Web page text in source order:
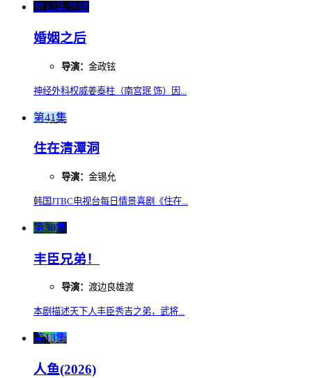
第12集完结
婚姻之后
导演： 金政铉
神经外科权威姜泰柱（南宫珉 饰）因...
第41集
住在清潭洞
导演： 金锡允
韩国JTBC电视台每日情景喜剧《住在...
第30集
丰臣兄弟！
导演： 渡边良雄渡
本剧描述天下人丰臣秀吉之弟，武将...
第13集
人鱼(2026)